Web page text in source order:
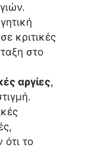
κριτικές
στο
αργίες,
ότι το